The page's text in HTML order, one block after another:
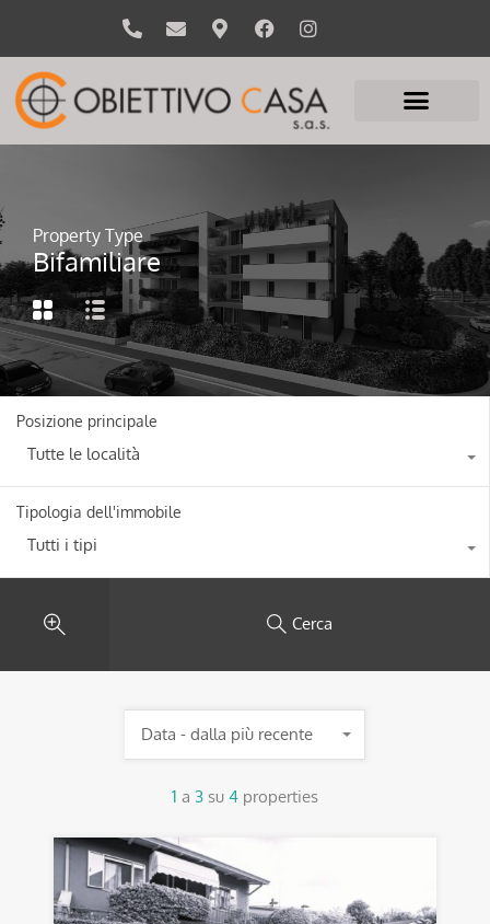
Property Type
Bifamiliare
Posizione principale
Tutte le località
Tipologia dell'immobile
Tutti i tipi
Cerca
1 a 3 su 4 properties
Data - dalla più recente